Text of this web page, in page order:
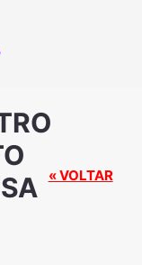
« VOLTAR